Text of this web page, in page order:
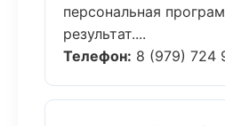
персональная
результат....
Телефон: 8 (979) 724